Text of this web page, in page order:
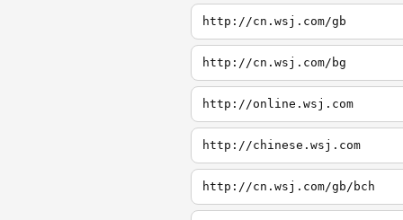
http://cn.wsj.com/gb
http://cn.wsj.com/bg
http://online.wsj.com
http://chinese.wsj.com
http://cn.wsj.com/gb/bch